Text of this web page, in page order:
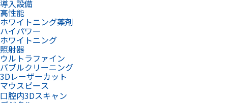
導入設備
高性能
ホワイトニング薬剤
ハイパワー
ホワイトニング
照射器
ウルトラファイン
バブルクリーニング
3Dレーザーカット
マウスピース
口腔内3Dスキャン